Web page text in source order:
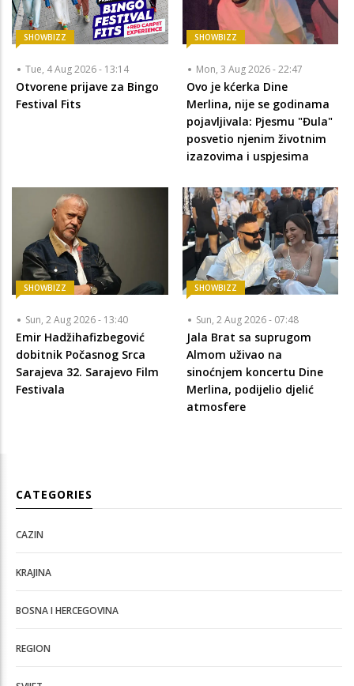
SHOWBIZZ
Tue, 4 Aug 2026 - 13:14
Otvorene prijave za Bingo
Festival Fits
SHOWBIZZ
Mon, 3 Aug 2026 - 22:47
Ovo je kćerka Dine
Merlina, nije se godinama
pojavljivala: Pjesmu "Đula"
posvetio njenim životnim
izazovima i uspjesima
SHOWBIZZ
Sun, 2 Aug 2026 - 13:40
Emir Hadžihafizbegović
dobitnik Počasnog Srca
Sarajeva 32. Sarajevo Film
Festivala
SHOWBIZZ
Sun, 2 Aug 2026 - 07:48
Jala Brat sa suprugom
Almom uživao na
sinoćnjem koncertu Dine
Merlina, podijelio djelić
atmosfere
CATEGORIES
CAZIN
KRAJINA
BOSNA I HERCEGOVINA
REGION